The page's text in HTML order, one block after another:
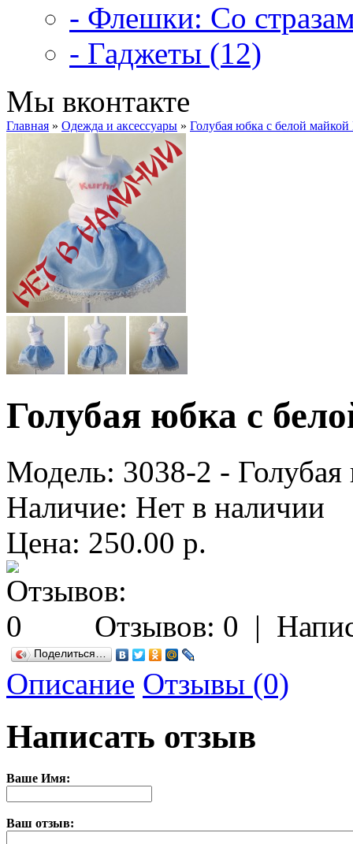
- Флешки: Со
- Гаджеты (12)
Мы вконтакте
Главная » Одежда и аксессуары » Голубая юбка с белой
Голубая юбка с
Модель: 3038-2 -
Наличие: Нет в наличии
Цена: 250.00 р.
Отзывов: 0 |
Поделиться…
Описание Отзывы (0)
Написать отзыв
Ваше Имя:
Ваш отзыв: